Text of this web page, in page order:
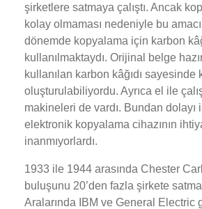
şirketlere satmaya çalıştı. Ancak
kolay olmaması nedeniyle bu
dönemde kopyalama için karbon
kullanılmaktaydı. Orijinal belge
kullanılan karbon kâğıdı sayesinde
oluşturulabiliyordu. Ayrıca el ile
makineleri de vardı. Bundan dolayı
elektronik kopyalama cihazının
inanmıyorlardı.
1933 ile 1944 arasında Chester
buluşunu 20’den fazla şirkete
Aralarında IBM ve General Electric